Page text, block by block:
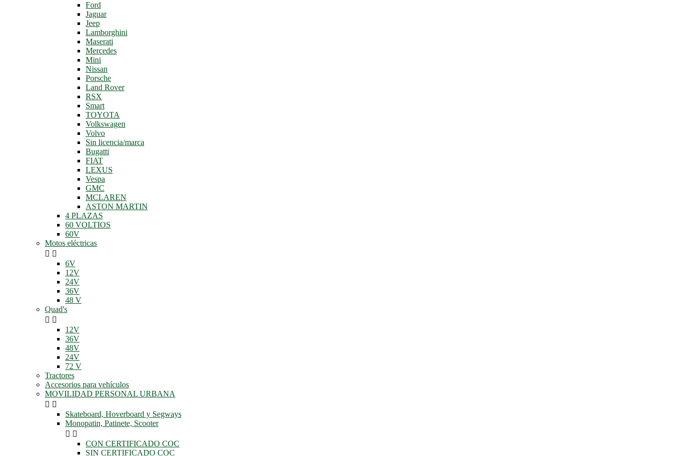
Ford
Jaguar
Jeep
Lamborghini
Maserati
Mercedes
Mini
Nissan
Porsche
Land Rover
RSX
Smart
TOYOTA
Volkswagen
Volvo
Sin licencia/marca
Bugatti
FIAT
LEXUS
Vespa
GMC
MCLAREN
ASTON MARTIN
4 PLAZAS
60 VOLTIOS
60V
Motos eléctricas
 
6V
12V
24V
36V
48 V
Quad's
 
12V
36V
48V
24V
72 V
Tractores
Accesorios para vehículos
MOVILIDAD PERSONAL URBANA
 
Skateboard, Hoverboard y Segways
Monopatin, Patinete, Scooter
 
CON CERTIFICADO COC
SIN CERTIFICADO COC